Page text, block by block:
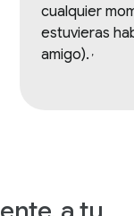
cualquier
estuvieras
amigo). ,